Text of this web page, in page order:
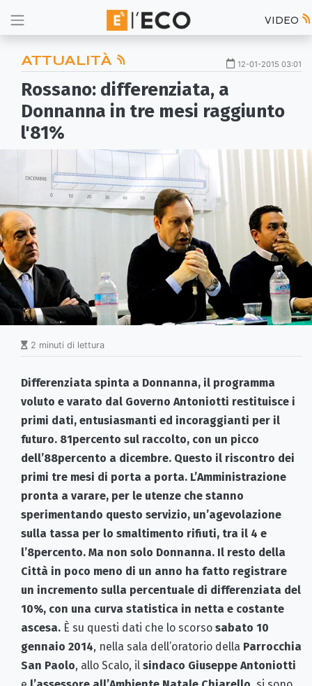
VIDEO
ATTUALITÀ 12-01-2015 03:01
Rossano: differenziata, a
Donnanna in tre mesi raggiunto
l'81%
2 minuti di lettura
Differenziata spinta a Donnanna, il programma
voluto e varato dal Governo Antoniotti restituisce i
primi dati, entusiasmanti ed incoraggianti per il
futuro. 81percento sul raccolto, con un picco
dell’88percento a dicembre. Questo il riscontro dei
primi tre mesi di porta a porta. L’Amministrazione
pronta a varare, per le utenze che stanno
sperimentando questo servizio, un’agevolazione
sulla tassa per lo smaltimento rifiuti, tra il 4 e
l’8percento. Ma non solo Donnanna. Il resto della
Città in poco meno di un anno ha fatto registrare
un incremento sulla percentuale di differenziata del
10%, con una curva statistica in netta e costante
ascesa. È su questi dati che lo scorso sabato 10
gennaio 2014, nella sala dell’oratorio della Parrocchia
San Paolo, allo Scalo, il sindaco Giuseppe Antoniotti